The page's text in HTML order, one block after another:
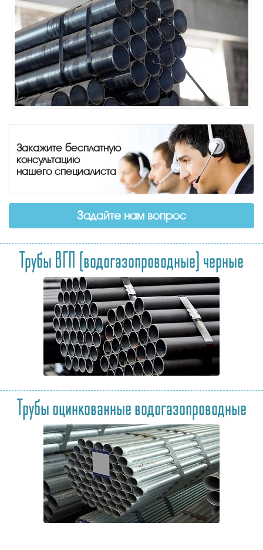
Закажите бесплатную
консультацию
нашего специалиста
Задайте нам вопрос
Трубы ВГП (водогазопроводные) черные
Трубы оцинкованные водогазопроводные